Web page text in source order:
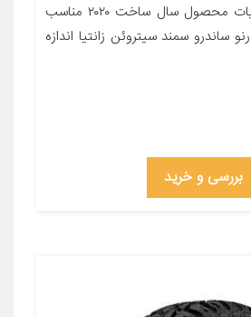
معرفی محصول جزئیات محصول سال ساخت ۲۰۲۰ مناسب
برای خودرو رنو L۹۰ رنو ساندرو سمند سیتروئن زانتیا اندازه
بررسی و خرید